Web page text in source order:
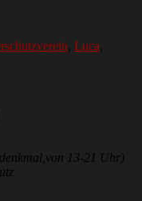
, Luca,
13-21 Uhr)